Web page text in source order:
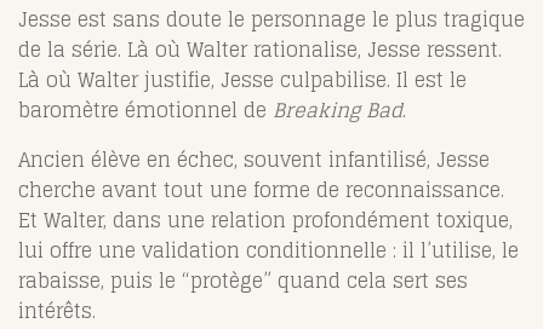
Jesse est sans doute le personnage le plus tragique
de la série. Là où Walter rationalise, Jesse ressent.
Là où Walter justifie, Jesse culpabilise. Il est le
baromètre émotionnel de Breaking Bad.
Ancien élève en échec, souvent infantilisé, Jesse
cherche avant tout une forme de reconnaissance.
Et Walter, dans une relation profondément toxique,
lui offre une validation conditionnelle : il l’utilise, le
rabaisse, puis le “protège” quand cela sert ses
intérêts.